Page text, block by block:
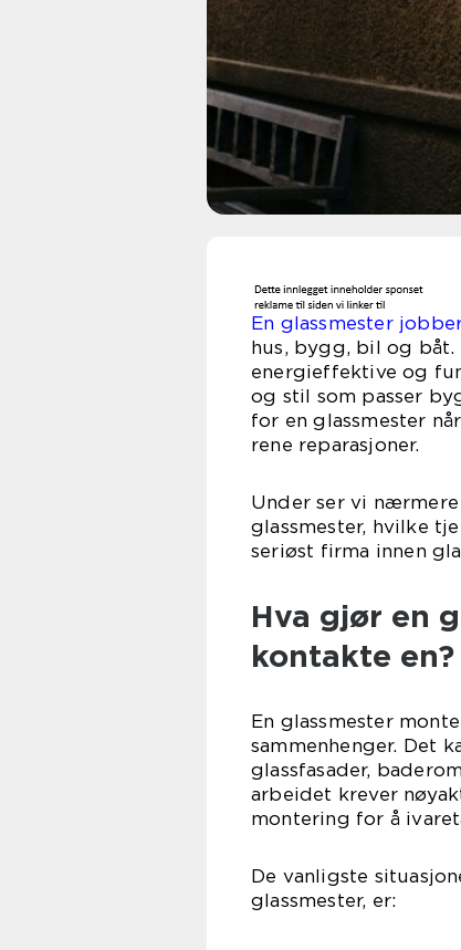
En glassmester
hus, bygg, bil og
energieffektive og
og stil som passer
for en glassmester
rene reparasjoner.
Under ser vi
glassmester, hvilke
seriøst firma innen
Hva gjør en
kontakte en?
En glassmester
sammenhenger. Det
glassfasader,
arbeidet krever
montering for å
De vanligste
glassmester, er: